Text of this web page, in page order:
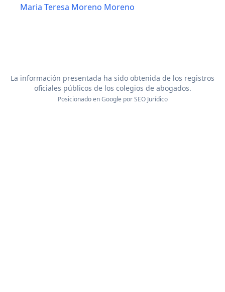
Maria Teresa Moreno Moreno
La información presentada ha sido obtenida de los registros
oficiales públicos de los colegios de abogados.
Posicionado en Google porSEO Jurídico